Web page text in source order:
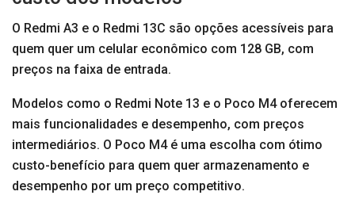
O Redmi A3 e o Redmi 13C são opções acessíveis para
quem quer um celular econômico com 128 GB, com
preços na faixa de entrada.
Modelos como o Redmi Note 13 e o Poco M4 oferecem
mais funcionalidades e desempenho, com preços
intermediários. O Poco M4 é uma escolha com ótimo
custo-benefício para quem quer armazenamento e
desempenho por um preço competitivo.